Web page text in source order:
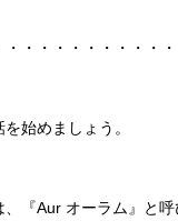
・・・・・・・・・・
始めましょう。
『Aur オーラム』と呼